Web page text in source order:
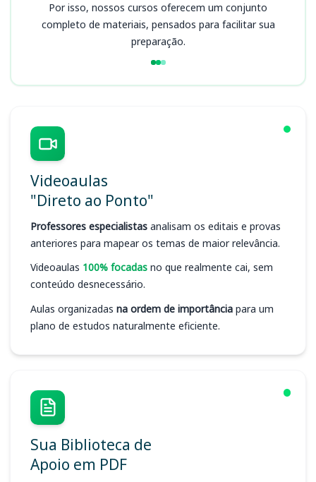
Por isso, nossos cursos oferecem um conjunto
completo de materiais, pensados para facilitar sua
preparação.
Videoaulas
"Direto ao Ponto"
Professores especialistas analisam os editais e provas
anteriores para mapear os temas de maior relevância.
Videoaulas 100% focadas no que realmente cai, sem
conteúdo desnecessário.
Aulas organizadas na ordem de importância para um
plano de estudos naturalmente eficiente.
Sua Biblioteca de
Apoio em PDF